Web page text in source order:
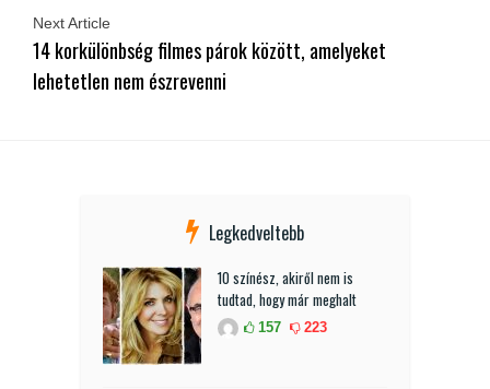
Next Article
14 korkülönbség filmes párok között, amelyeket
lehetetlen nem észrevenni
Legkedveltebb
10 színész, akiről nem is
tudtad, hogy már meghalt
157 223